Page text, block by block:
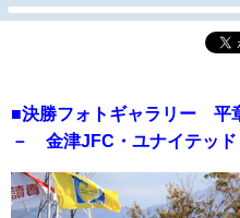
■決勝フォトギャラリー 平
－ 金津JFC・ユナイテッド